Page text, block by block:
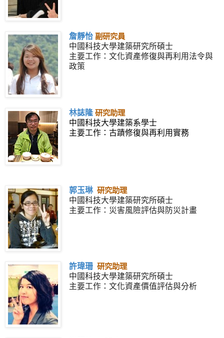
詹靜怡 副研究員
中國科技大學建築研究所碩士
主要工作：文化資產修復與再利用法令與
政策
林誌隆研究助理
中國科技大學建築系學士
主要工作：古蹟修復與再利用實務
郭玉琳 研究助理
中國科技大學建築研究所碩士
主要工作：災害風險評估與防災計畫
許瑋珊 研究助理
中國科技大學建築研究所碩士
主要工作：文化資產價值評估與分析